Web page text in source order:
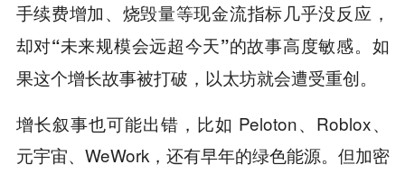
手续费增加、烧毁量等现金流指标几乎没反应，
却对“未来规模会远超今天”的故事高度敏感。 如
果这个增长故事被打破，以太坊就会遭受重创。
增长叙事也可能出错，比如 Peloton、Roblox、
元宇宙、WeWork，还有早年的绿色能源。但加密